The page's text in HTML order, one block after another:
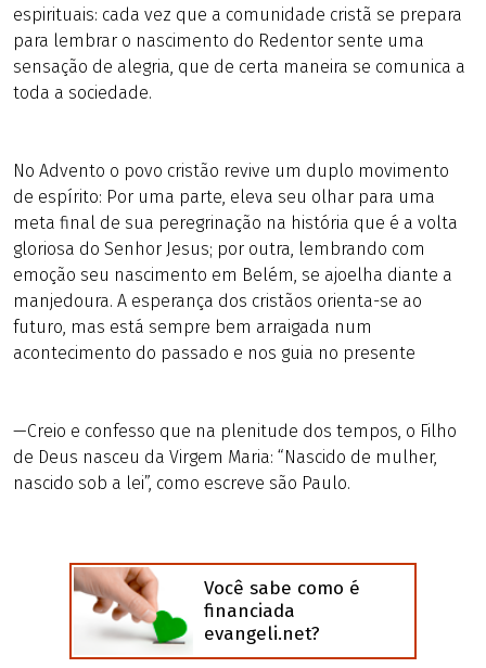
espirituais: cada vez que a comunidade cristã se prepara
para lembrar o nascimento do Redentor sente uma
sensação de alegria, que de certa maneira se comunica a
toda a sociedade.
No Advento o povo cristão revive um duplo movimento
de espírito: Por uma parte, eleva seu olhar para uma
meta final de sua peregrinação na história que é a volta
gloriosa do Senhor Jesus; por outra, lembrando com
emoção seu nascimento em Belém, se ajoelha diante a
manjedoura. A esperança dos cristãos orienta-se ao
futuro, mas está sempre bem arraigada num
acontecimento do passado e nos guia no presente
—Creio e confesso que na plenitude dos tempos, o Filho
de Deus nasceu da Virgem Maria: “Nascido de mulher,
nascido sob a lei”, como escreve são Paulo.
Você sabe como é
financiada
evangeli.net?